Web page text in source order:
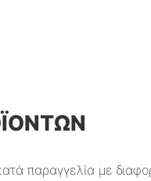
παραγγελία με